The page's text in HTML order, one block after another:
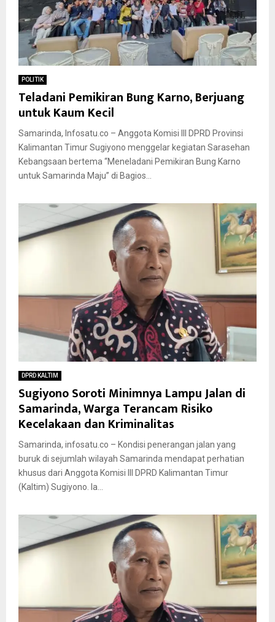
POLITIK
Teladani Pemikiran Bung Karno, Berjuang
untuk Kaum Kecil
Samarinda, Infosatu.co – Anggota Komisi III DPRD Provinsi
Kalimantan Timur Sugiyono menggelar kegiatan Sarasehan
Kebangsaan bertema “Meneladani Pemikiran Bung Karno
untuk Samarinda Maju” di Bagios...
DPRD KALTIM
Sugiyono Soroti Minimnya Lampu Jalan di
Samarinda, Warga Terancam Risiko
Kecelakaan dan Kriminalitas
Samarinda, infosatu.co – Kondisi penerangan jalan yang
buruk di sejumlah wilayah Samarinda mendapat perhatian
khusus dari Anggota Komisi III DPRD Kalimantan Timur
(Kaltim) Sugiyono. Ia...